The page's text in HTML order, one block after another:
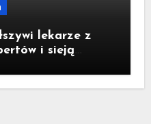
lekarze z
i sieją